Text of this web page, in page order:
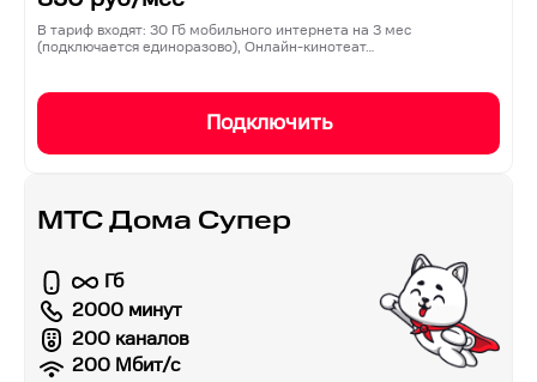
В тариф входят: 30 Гб мобильного интернета на 3 мес
(подключается единоразово), Онлайн-кинотеат…
Подключить
МТС Дома Супер
Гб
2000 минут
200 каналов
200 Мбит/с